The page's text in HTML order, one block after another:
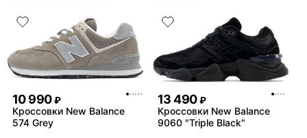
10 990 ₽
Кроссовки New Balance
574 Grey
13 490 ₽
Кроссовки New Balance
9060 "Triple Black"